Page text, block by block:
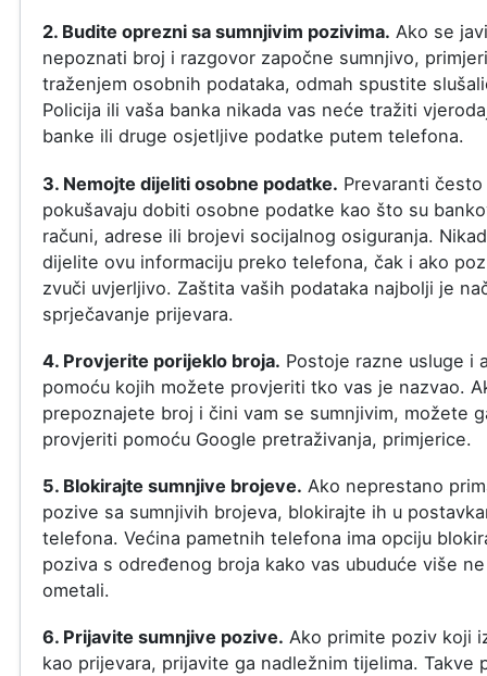
2. Budite oprezni sa sumnjivim pozivima. Ako se
nepoznati broj i razgovor započne sumnjivo,
traženjem osobnih podataka, odmah spustite
Policija ili vaša banka nikada vas neće tražiti
banke ili druge osjetljive podatke putem telefona.
3. Nemojte dijeliti osobne podatke. Prevaranti često
pokušavaju dobiti osobne podatke kao što su
računi, adrese ili brojevi socijalnog osiguranja.
dijelite ovu informaciju preko telefona, čak i ako
zvuči uvjerljivo. Zaštita vaših podataka najbolji je
sprječavanje prijevara.
4. Provjerite porijeklo broja. Postoje razne usluge i
pomoću kojih možete provjeriti tko vas je nazvao.
prepoznajete broj i čini vam se sumnjivim, možete
provjeriti pomoću Google pretraživanja, primjerice.
5. Blokirajte sumnjive brojeve. Ako neprestano
pozive sa sumnjivih brojeva, blokirajte ih u
telefona. Većina pametnih telefona ima opciju
poziva s određenog broja kako vas ubuduće više
ometali.
6. Prijavite sumnjive pozive. Ako primite poziv koji
kao prijevara, prijavite ga nadležnim tijelima. Takve